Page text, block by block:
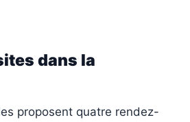
dans la
proposent quatre rendez-